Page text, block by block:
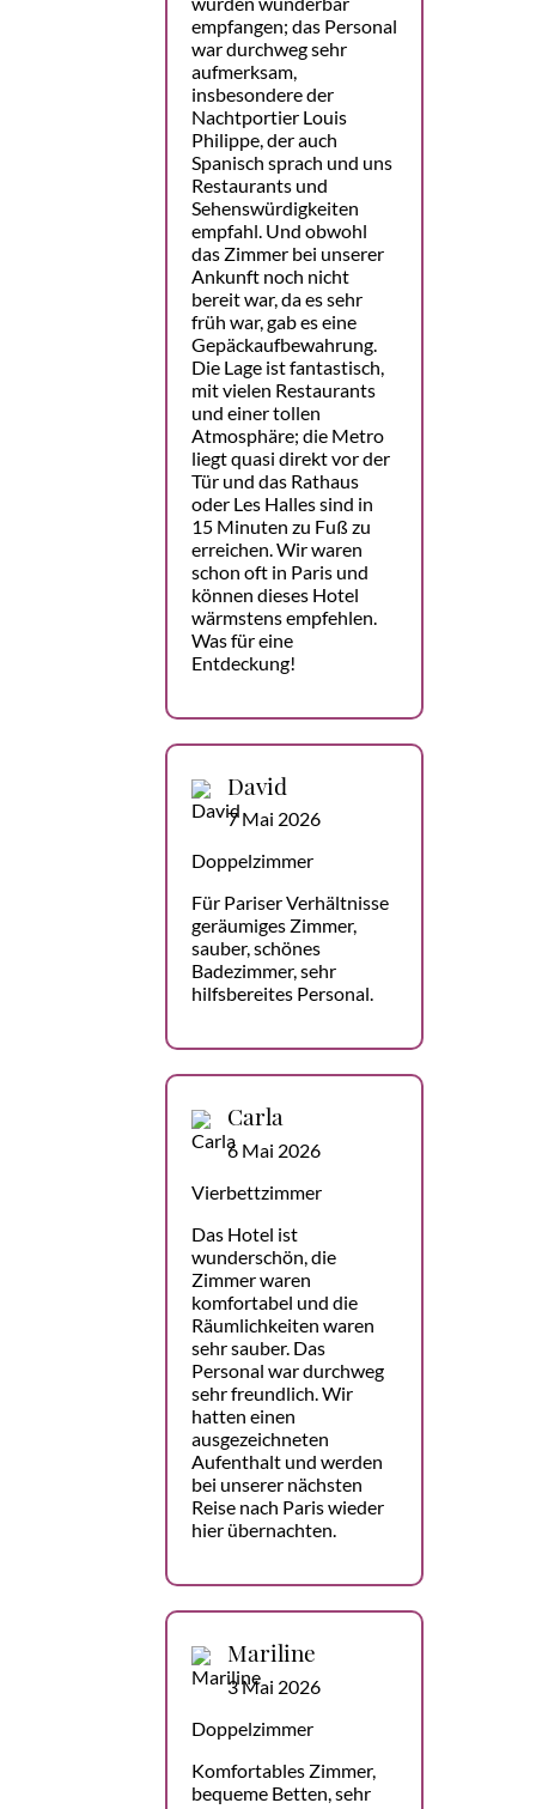
empfangen; das Personal
war durchweg sehr
aufmerksam,
insbesondere der
Nachtportier Louis
Philippe, der auch
Spanisch sprach und uns
Restaurants und
Sehenswürdigkeiten
empfahl. Und obwohl
das Zimmer bei unserer
Ankunft noch nicht
bereit war, da es sehr
früh war, gab es eine
Gepäckaufbewahrung.
Die Lage ist fantastisch,
mit vielen Restaurants
und einer tollen
Atmosphäre; die Metro
liegt quasi direkt vor der
Tür und das Rathaus
oder Les Halles sind in
15 Minuten zu Fuß zu
erreichen. Wir waren
schon oft in Paris und
können dieses Hotel
wärmstens empfehlen.
Was für eine
Entdeckung!
David
7 Mai 2026
Doppelzimmer
Für Pariser Verhältnisse
geräumiges Zimmer,
sauber, schönes
Badezimmer, sehr
hilfsbereites Personal.
Carla
6 Mai 2026
Vierbettzimmer
Das Hotel ist
wunderschön, die
Zimmer waren
komfortabel und die
Räumlichkeiten waren
sehr sauber. Das
Personal war durchweg
sehr freundlich. Wir
hatten einen
ausgezeichneten
Aufenthalt und werden
bei unserer nächsten
Reise nach Paris wieder
hier übernachten.
Mariline
3 Mai 2026
Doppelzimmer
Komfortables Zimmer,
bequeme Betten, sehr